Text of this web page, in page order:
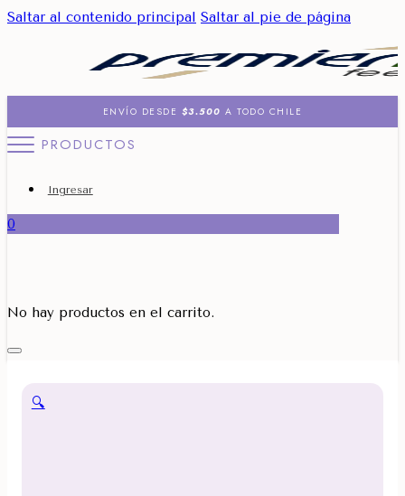
Saltar al contenido principal Saltar al pie de página
ENVÍO DESDE $3.500 A TODO CHILE
PRODUCTOS
Ingresar
0
No hay productos en el carrito.
🔍